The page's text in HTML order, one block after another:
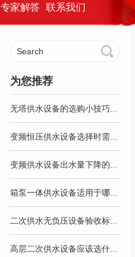
专家解答 联系我们
为您推荐
无塔供水设备的选购小技巧...
变频恒压供水设备选择时需...
变频供水设备出水量下降的...
箱泵一体供水设备适用于哪...
二次供水无负压设备验收标...
高层二次供水设备应该选什...